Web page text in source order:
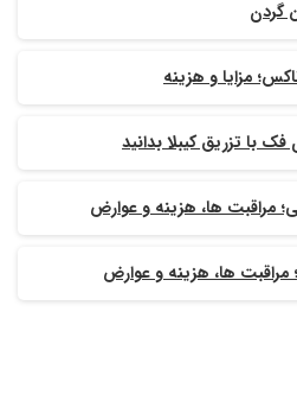
گردن
مزایا و هزینه
با تزریق کیبلا بدانید
مراقبت ها، هزینه و عوارض
مراقبت ها، هزینه و عوارض